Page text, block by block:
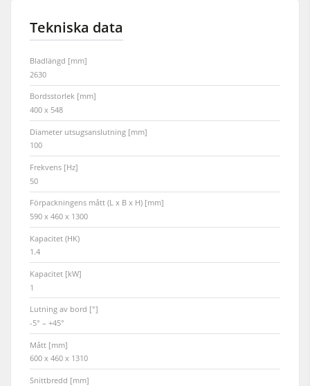
Tekniska data
Bladlängd [mm]
2630
Bordsstorlek [mm]
400 x 548
Diameter utsugsanslutning [mm]
100
Frekvens [Hz]
50
Förpackningens mått (L x B x H) [mm]
590 x 460 x 1300
Kapacitet (HK)
1.4
Kapacitet [kW]
1
Lutning av bord [°]
-5° – +45°
Mått [mm]
600 x 460 x 1310
Snittbredd [mm]